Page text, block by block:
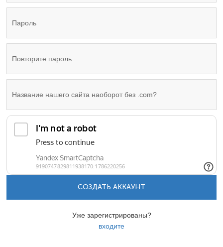
СОЗДАТЬ АККАУНТ
Уже зарегистрированы?
входите